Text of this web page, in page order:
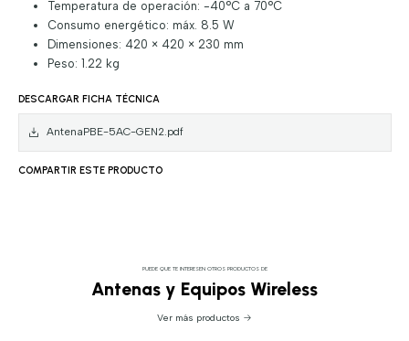
Temperatura de operación: -40°C a 70°C
Consumo energético: máx. 8.5 W
Dimensiones: 420 × 420 × 230 mm
Peso: 1.22 kg
DESCARGAR FICHA TÉCNICA
AntenaPBE-5AC-GEN2.pdf
COMPARTIR ESTE PRODUCTO
PUEDE QUE TE INTERESEN OTROS PRODUCTOS DE
Antenas y Equipos Wireless
Ver más productos